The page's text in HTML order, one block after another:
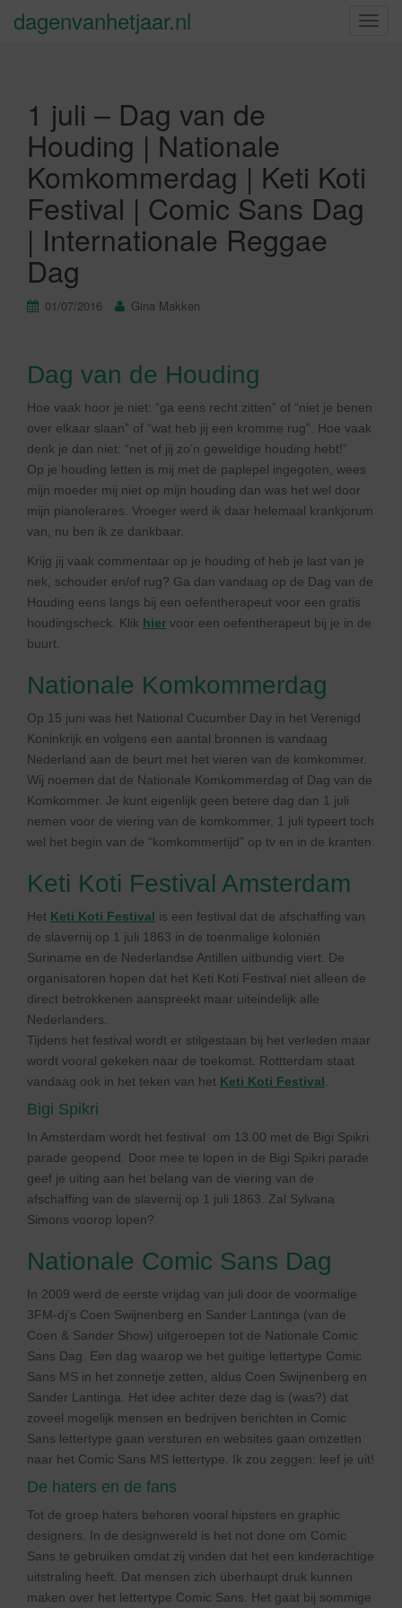
S
dagenvanhetjaar.nl
1 juli – Dag van de
Houding | Nationale
Komkommerdag | Keti Koti
Festival | Comic Sans Dag
| Internationale Reggae
Dag
01/07/2016 Gina Makken
Dag van de Houding
Hoe vaak hoor je niet: “ga eens recht zitten” of “niet je benen
over elkaar slaan” of “wat heb jij een kromme rug”. Hoe vaak
denk je dan niet: “net of jij zo’n geweldige houding hebt!”
Op je houding letten is mij met de paplepel ingegoten, wees
mijn moeder mij niet op mijn houding dan was het wel door
mijn pianolerares. Vroeger werd ik daar helemaal krankjorum
van, nu ben ik ze dankbaar.
Krijg jij vaak commentaar op je houding of heb je last van je
nek, schouder en/of rug? Ga dan vandaag op de Dag van de
Houding eens langs bij een oefentherapeut voor een gratis
houdingscheck. Klik hier voor een oefentherapeut bij je in de
buurt.
Nationale Komkommerdag
Op 15 juni was het National Cucumber Day in het Verenigd
Koninkrijk en volgens een aantal bronnen is vandaag
Nederland aan de beurt met het vieren van de komkommer.
Wij noemen dat de Nationale Komkommerdag of Dag van de
Komkommer. Je kunt eigenlijk geen betere dag dan 1 juli
nemen voor de viering van de komkommer, 1 juli typeert toch
wel het begin van de “komkommertijd” op tv en in de kranten.
Keti Koti Festival Amsterdam
Het Keti Koti Festival is een festival dat de afschaffing van
de slavernij op 1 juli 1863 in de toenmalige koloniën
Suriname en de Nederlandse Antillen uitbundig viert. De
organisatoren hopen dat het Keti Koti Festival niet alleen de
direct betrokkenen aanspreekt maar uiteindelijk alle
Nederlanders.
Tijdens het festival wordt er stilgestaan bij het verleden maar
wordt vooral gekeken naar de toekomst. Rottterdam staat
vandaag ook in het teken van het Keti Koti Festival
Bigi Spikri
In Amsterdam wordt het festival om 13.00 met de Bigi Spikri
parade geopend. Door mee te lopen in de Bigi Spikri parade
geef je uiting aan het belang van de viering van de
afschaffing van de slavernij op 1 juli 1863. Zal Sylvana
Simons voorop lopen?
Nationale Comic Sans Dag
In 2009 werd de eerste vrijdag van juli door de voormalige
3FM-dj’s Coen Swijnenberg en Sander Lantinga (van de
Coen & Sander Show) uitgeroepen tot de Nationale Comic
Sans Dag. Een dag waarop we het guitige lettertype Comic
Sans MS in het zonnetje zetten, aldus Coen Swijnenberg en
Sander Lantinga. Het idee achter deze dag is (was?) dat
zoveel mogelijk mensen en bedrijven berichten in Comic
Sans lettertype gaan versturen en websites gaan omzetten
naar het Comic Sans MS lettertype. Ik zou zeggen: leef je uit!
De haters en de fans
Tot de groep haters behoren vooral hipsters en graphic
designers. In de designwereld is het not done om Comic
Sans te gebruiken omdat zij vinden dat het een kinderachtige
uitstraling heeft. Dat mensen zich überhaupt druk kunnen
maken over het lettertype Comic Sans. Het gaat bij sommige